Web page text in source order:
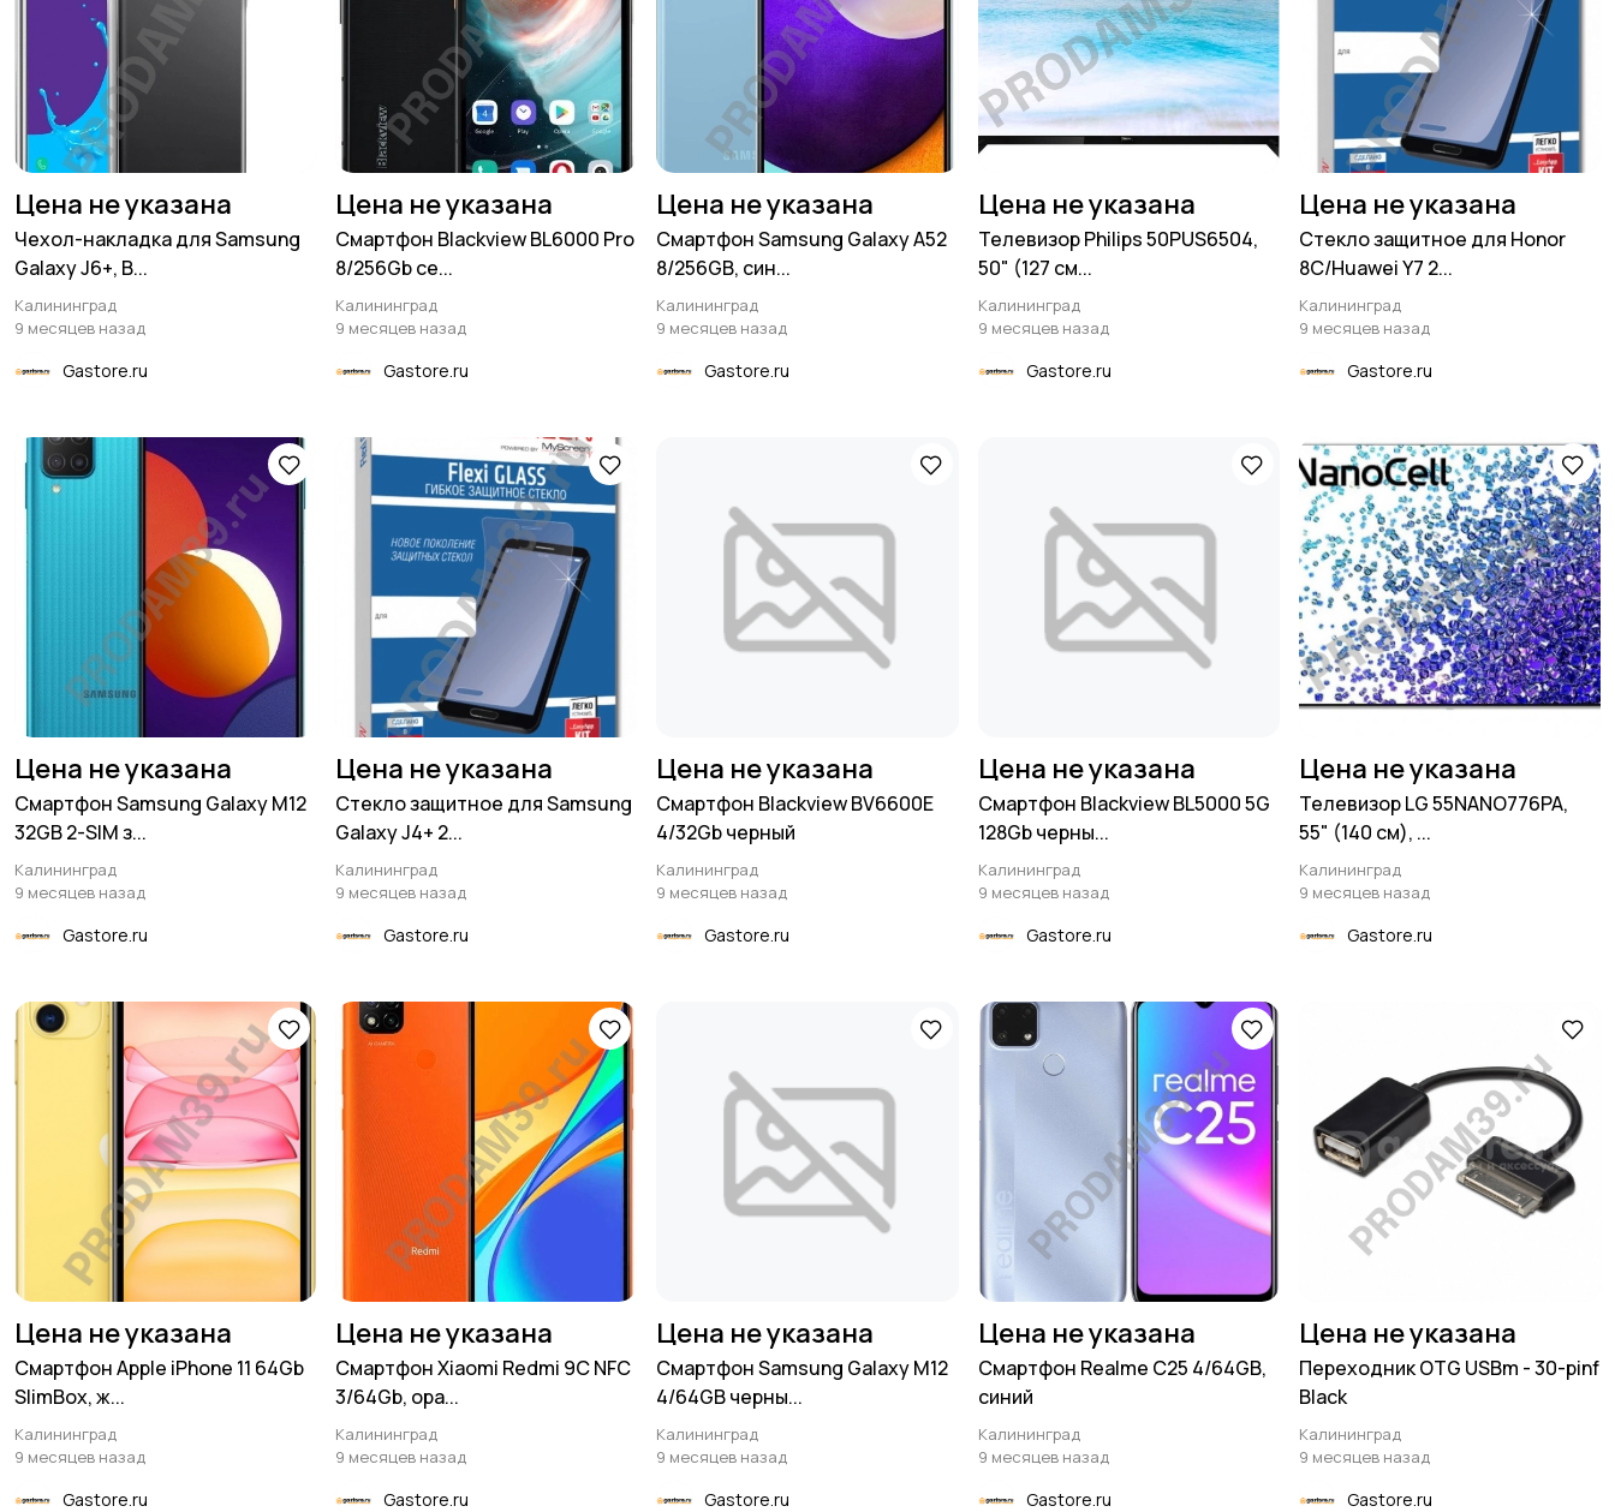
Цена не указана
Чехол-накладка для Samsung
Galaxy J6+, B...
Калининград
9 месяцев назад
Gastore.ru
Цена не указана
Смартфон Blackview BL6000 Pro
8/256Gb се...
Калининград
9 месяцев назад
Gastore.ru
Цена не указана
Смартфон Samsung Galaxy A52
8/256GB, син...
Калининград
9 месяцев назад
Gastore.ru
Цена не указана
Телевизор Philips 50PUS6504,
50" (127 см...
Калининград
9 месяцев назад
Gastore.ru
Цена не указана
Стекло защитное для Honor
8C/Huawei Y7 2...
Калининград
9 месяцев назад
Gastore.ru
Цена не указана
Смартфон Samsung Galaxy M12
32GB 2-SIM з...
Калининград
9 месяцев назад
Gastore.ru
Цена не указана
Стекло защитное для Samsung
Galaxy J4+ 2...
Калининград
9 месяцев назад
Gastore.ru
Цена не указана
Смартфон Blackview BV6600E
4/32Gb черный
Калининград
9 месяцев назад
Gastore.ru
Цена не указана
Смартфон Blackview BL5000 5G
128Gb черны...
Калининград
9 месяцев назад
Gastore.ru
Цена не указана
Телевизор LG 55NANO776PA,
55" (140 см), ...
Калининград
9 месяцев назад
Gastore.ru
Цена не указана
Смартфон Apple iPhone 11 64Gb
SlimBox, ж...
Калининград
9 месяцев назад
Gastore.ru
Цена не указана
Смартфон Xiaomi Redmi 9C NFC
3/64Gb, ора...
Калининград
9 месяцев назад
Gastore.ru
Цена не указана
Смартфон Samsung Galaxy M12
4/64GB черны...
Калининград
9 месяцев назад
Gastore.ru
Цена не указана
Смартфон Realme C25 4/64GB,
синий
Калининград
9 месяцев назад
Gastore.ru
Цена не указана
Переходник OTG USBm - 30-pinf
Black
Калининград
9 месяцев назад
Gastore.ru